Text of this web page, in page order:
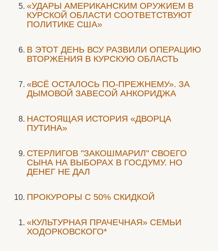
«УДАРЫ АМЕРИКАНСКИМ ОРУЖИЕМ В
КУРСКОЙ ОБЛАСТИ СООТВЕТСТВУЮТ
ПОЛИТИКЕ США»
В ЭТОТ ДЕНЬ ВСУ РАЗВИЛИ ОПЕРАЦИЮ
ВТОРЖЕНИЯ В КУРСКУЮ ОБЛАСТЬ
«ВСЁ ОСТАЛОСЬ ПО-ПРЕЖНЕМУ». ЗА
ДЫМОВОЙ ЗАВЕСОЙ АНКОРИДЖА
НАСТОЯЩАЯ ИСТОРИЯ «ДВОРЦА
ПУТИНА»
СТЕРЛИГОВ "ЗАКОШМАРИЛ" СВОЕГО
СЫНА НА ВЫБОРАХ В ГОСДУМУ. НО
ДЕНЕГ НЕ ДАЛ
ПРОКУРОРЫ С 50% СКИДКОЙ
«КУЛЬТУРНАЯ ПРАЧЕЧНАЯ» СЕМЬИ
ХОДОРКОВСКОГО*